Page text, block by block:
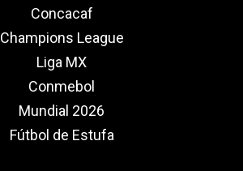
Concacaf
Champions League
Liga MX
Conmebol
Mundial 2026
Fútbol de Estufa